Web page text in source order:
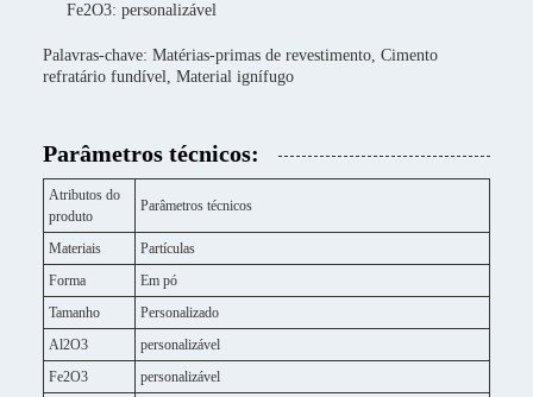
Fe2O3: personalizável
Palavras-chave: Matérias-primas de revestimento, Cimento
refratário fundível, Material ignífugo
Parâmetros técnicos:
Atributos do
produto
Parâmetros técnicos
Materiais
Partículas
Forma
Em pó
Tamanho
Personalizado
Al2O3
personalizável
Fe2O3
personalizável